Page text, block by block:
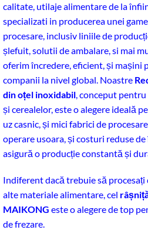
calitate, utilaje alimentare de la
specializati in producerea unei
procesare, inclusiv liniile de
șlefuit, solutii de ambalare, si mai
oferim încredere, eficient, și mașini
companii la nivel global. Noastre
din oțel inoxidabil, conceput
și cerealelor, este o alegere ideală
uz casnic, și mici fabrici de
operare usoara, și costuri reduse
asigură o producție constantă și
Indiferent dacă trebuie să procesați
alte materiale alimentare, cel
MAIKONG este o alegere de top
de frezare.